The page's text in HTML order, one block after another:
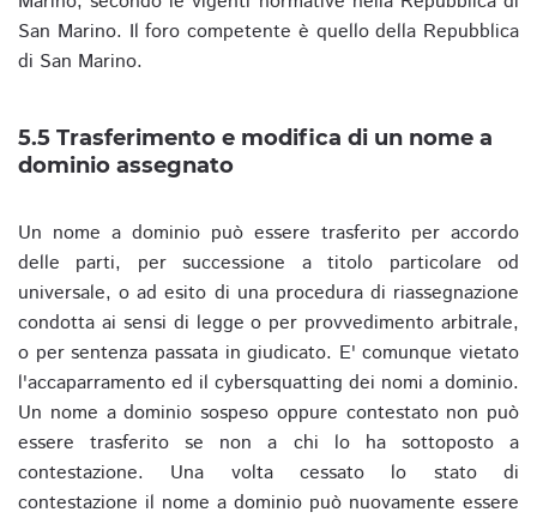
San Marino. Il foro competente è quello della Repubblica
di San Marino.
5.5 Trasferimento e modifica di un nome a
dominio assegnato
Un nome a dominio può essere trasferito per accordo
delle parti, per successione a titolo particolare od
universale, o ad esito di una procedura di riassegnazione
condotta ai sensi di legge o per provvedimento arbitrale,
o per sentenza passata in giudicato. E' comunque vietato
l'accaparramento ed il cybersquatting dei nomi a dominio.
Un nome a dominio sospeso oppure contestato non può
essere trasferito se non a chi lo ha sottoposto a
contestazione. Una volta cessato lo stato di
contestazione il nome a dominio può nuovamente essere